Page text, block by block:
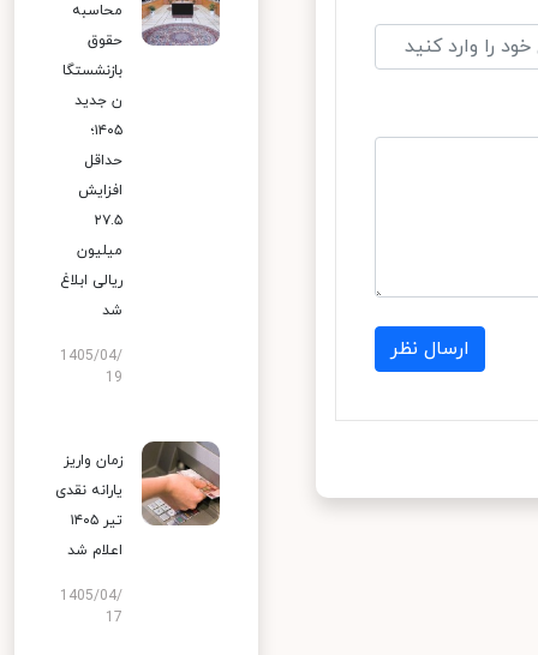
ارسال نظر
محاسبه
حقوق
بازنشستگا
ن جدید
۱۴۰۵؛
حداقل
افزایش
۲۷.۵
میلیون
ریالی ابلاغ
شد
1405/04/
19
زمان واریز
یارانه نقدی
تیر ۱۴۰۵
اعلام شد
1405/04/
17